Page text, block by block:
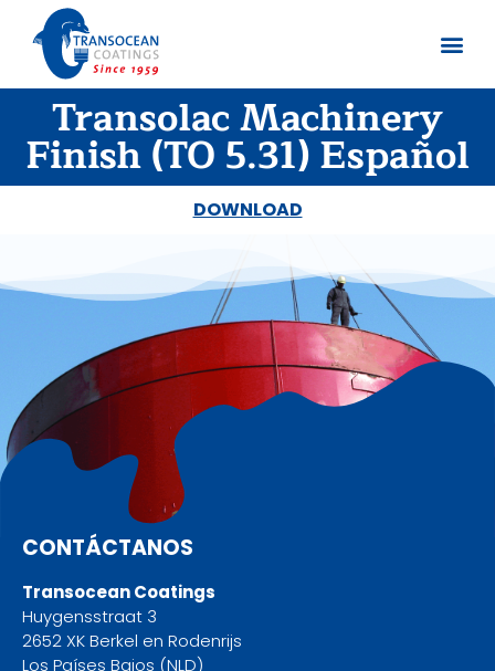
Transolac Machinery
Finish (TO 5.31) Español
DOWNLOAD
CONTÁCTANOS
Transocean Coatings
Huygensstraat 3
2652 XK Berkel en Rodenrijs
Los Países Bajos (NLD)